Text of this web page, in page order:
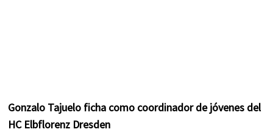
Gonzalo Tajuelo ficha como coordinador de jóvenes del
HC Elbflorenz Dresden